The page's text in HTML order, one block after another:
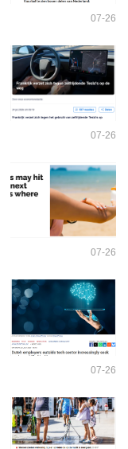
07-26
07-26
07-26
07-26